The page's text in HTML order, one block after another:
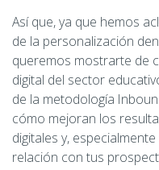
Así que, ya que hemos
de la personalización
queremos mostrarte de
digital del sector
de la metodología
cómo mejoran los
digitales y,
relación con tus